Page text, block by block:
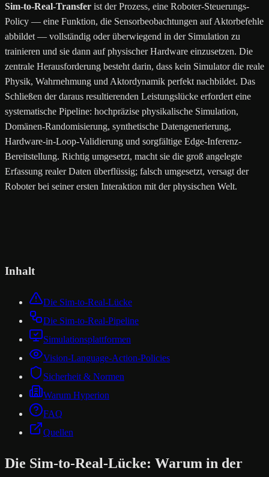
Sim-to-Real-Transfer ist der Prozess, eine Roboter-Steuerungs-
Policy — eine Funktion, die Sensorbeobachtungen auf Aktorbefehle
abbildet — vollständig oder überwiegend in der Simulation zu
trainieren und sie dann auf physischer Hardware einzusetzen. Die
zentrale Herausforderung besteht darin, dass kein Simulator die reale
Physik, Wahrnehmung und Aktordynamik perfekt nachbildet. Das
Schließen der daraus resultierenden Leistungslücke erfordert eine
systematische Pipeline: hochpräzise physikalische Simulation,
Domänen-Randomisierung, synthetische Datengenerierung,
Hardware-in-Loop-Validierung und sorgfältige Edge-Inferenz-
Bereitstellung. Richtig umgesetzt, macht sie die groß angelegte
Erfassung realer Daten überflüssig; falsch umgesetzt, versagt der
Roboter bei seiner ersten Interaktion mit der physischen Welt.
Inhalt
Die Sim-to-Real-Lücke
Die Sim-to-Real-Pipeline
Simulationsplattformen
Vision-Language-Action-Policies
Sicherheit & Normen
Warum Hyperion
FAQ
Quellen
Die Sim-to-Real-Lücke: Warum in der